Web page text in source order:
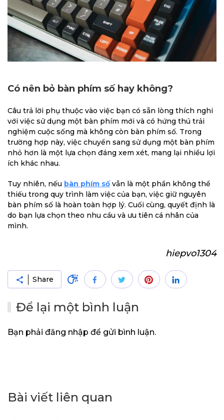
Có nên bỏ bàn phím số hay không?
Câu trả lời phụ thuộc vào việc bạn có sẵn lòng thích nghi
với việc sử dụng một bàn phím mới và có hứng thú trải
nghiệm cuộc sống mà không còn bàn phím số. Trong
trường hợp này, việc chuyển sang sử dụng một bàn phím
nhỏ hơn là một lựa chọn đáng xem xét, mang lại nhiều lợi
ích khác nhau.
Tuy nhiên, nếu bàn phím sốvẫn là một phần không thể
thiếu trong quy trình làm việc của bạn, việc giữ nguyên
bàn phím số là hoàn toàn hợp lý. Cuối cùng, quyết định là
do bạn lựa chọn theo nhu cầu và ưu tiên cá nhân của
mình.
hiepvo1304
Share
Để lại một bình luận
Bạn phải đăng nhập để gửi bình luận.
Bài viết liên quan